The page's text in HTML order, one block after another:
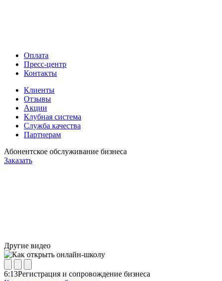
Оплата
Пресс-центр
Контакты
Клиенты
Отзывы
Акции
Клубная система
Служба качества
Партнерам
Абонентское обслуживание бизнеса
Заказать
Другие видео
6:13Регистрация и сопровождение бизнеса